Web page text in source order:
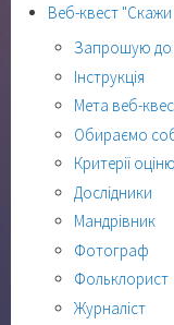
Веб-квест
Запрошую до
Інструкція
Мета веб-
Обираємо
Критерії
Дослідники
Мандрівник
Фотограф
Фольклорист
Журналіст